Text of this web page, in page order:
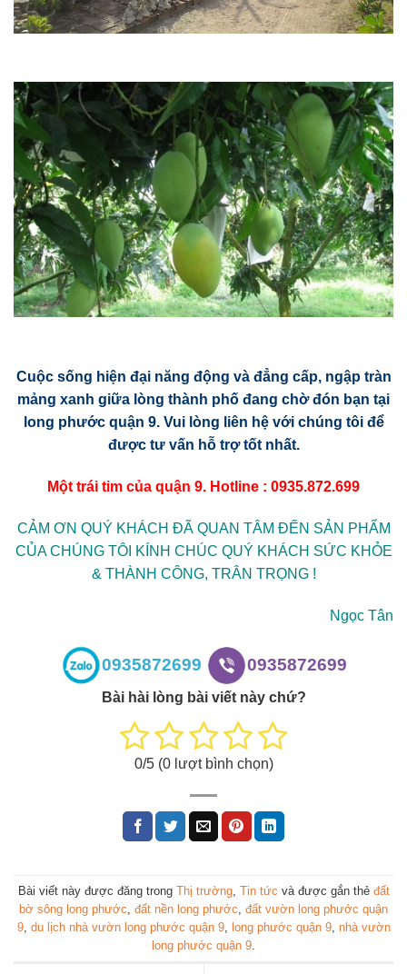
Cuộc sống hiện đại năng động và đẳng cấp, ngập tràn
mảng xanh giữa lòng thành phố đang chờ đón bạn tại
long phước quận 9. Vui lòng liên hệ với chúng tôi để
được tư vấn hỗ trợ tốt nhất.
Một trái tim của quận 9. Hotline : 0935.872.699
CẢM ƠN QUÝ KHÁCH ĐÃ QUAN TÂM ĐẾN SẢN PHẨM
CỦA CHÚNG TÔI KÍNH CHÚC QUÝ KHÁCH SỨC KHỎE
& THÀNH CÔNG, TRÂN TRỌNG !
Ngọc Tân
0935872699 0935872699
Bài hài lòng bài viết này chứ?
0/5 (0lượt bình chọn)
Bài viết này được đăng trong Thị trường, Tin tức và được gắn thẻ đất
bờ sông long phước đất nền long phước đất vườn long phước quận
9, du lịch nhà vườn long phước quận 9, long phước quận 9, nhà vườn
long phước quận 9